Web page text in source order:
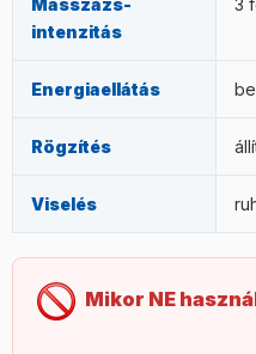
Masszázs-
intenzitás
3
Energiaellátás
Rögzítés
Viselés
Mikor NE